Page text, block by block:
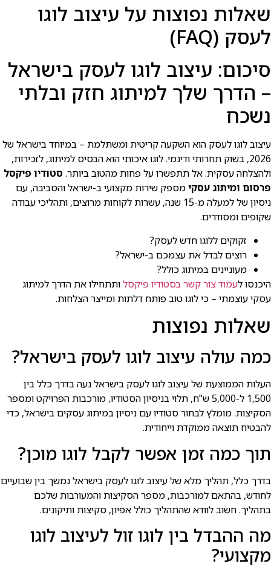
שאלות נפוצות על עיצוב לוגו
לעסק (FAQ)
סיכום: עיצוב לוגו לעסק בישראל
– הדרך שלך למיתוג חזק ובלתי
נשכח
עיצוב לוגו לעסק הוא השקעה קריטית ומשתלמת – במיוחד בישראל של
2026, בשוק תחרותי ודינמי. לוגו איכותי הוא הבסיס למיתוג, לזכירות,
ולהצלחה עסקית. אל תתפשרו על פחות מהטוב ביותר. סטודיו פיקסל
פרסום ומיתוג עסקימספק שירות מקצועי ב-ישראל והסביבה, עם
ניסיון של למעלה מ-15 שנה, עשרות לקוחות מרוצים, ותהליכי עבודה
שקופים ומסודרים.
זקוקים ללוגו חדש לעסק?
רוצים לבדל את עצמכם ב-ישראל?
מעוניינים במיתוג כולל?
היכנסו לעמוד צור קשר בסטודיו פיקסלותתחילו את הדרך למיתוג
עסקי עוצמתי – כי לוגו טוב פותח דלתות ומייצר הצלחות.
שאלות נפוצות
כמה עולה עיצוב לוגו לעסק בישראל?
העלות הממוצעת של עיצוב לוגו לעסק בישראל נעה בדרך כלל בין
1,500 ל-5,000 ש"ח, תלוי בניסיון הסטודיו, מורכבות הפרויקט ומספר
הסקיצות. מומלץ לבחור סטודיו עם ניסיון במיתוג עסקים בישראל, כדי
להבטיח תוצאה ממוקדת וייחודית.
תוך כמה זמן אפשר לקבל לוגו מוכן?
בדרך כלל, תהליך מלא של עיצוב לוגו לעסק בישראל נמשך בין שבועיים
לחודש, בהתאם למורכבות, מספר הסקיצות והמעורבות שלכם
בתהליך. חשוב לוודא שהתהליך כולל אפיון, סקיצות ותיקונים.
מה ההבדל בין לוגו זול לעיצוב לוגו
מקצועי?